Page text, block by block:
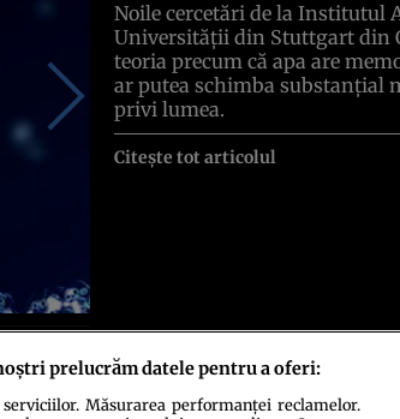
ar
Noile cercetări de la Institutul
Universităţii din Stuttgart din
teoria precum că apa are
ar putea schimba substanţial
privi lumea.
Citește tot articolul
prelucrăm datele pentru a oferi:
Măsurarea performanței reclamelor.